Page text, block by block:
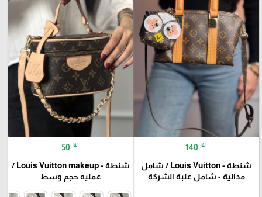
140 ₪
شنطة - Louis Vuitton / شامل
مدالية - شامل علبة الشركة
50 ₪
شنطة - Louis Vuitton makeup /
عمليه حجم وسط